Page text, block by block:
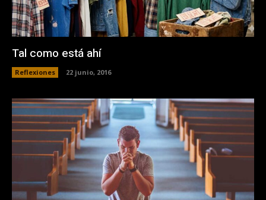
Tal como está ahí
Reflexiones 22 junio, 2016